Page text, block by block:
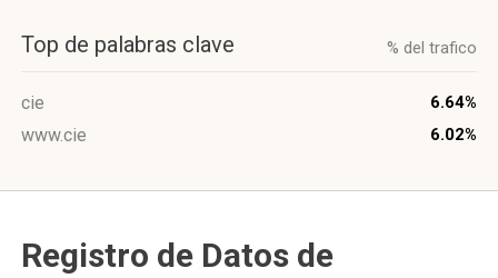
Top de palabras clave % del trafico
cie 6.64%
www.cie 6.02%
Registro de Datos de